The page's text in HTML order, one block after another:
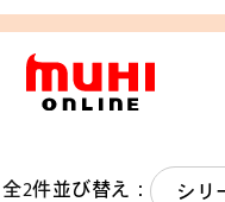
全2件並び替え：